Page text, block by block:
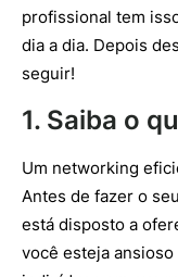
profissional tem
dia a dia. Depois
seguir!
1. Saiba o
Um networking
Antes de fazer o
está disposto a
você esteja